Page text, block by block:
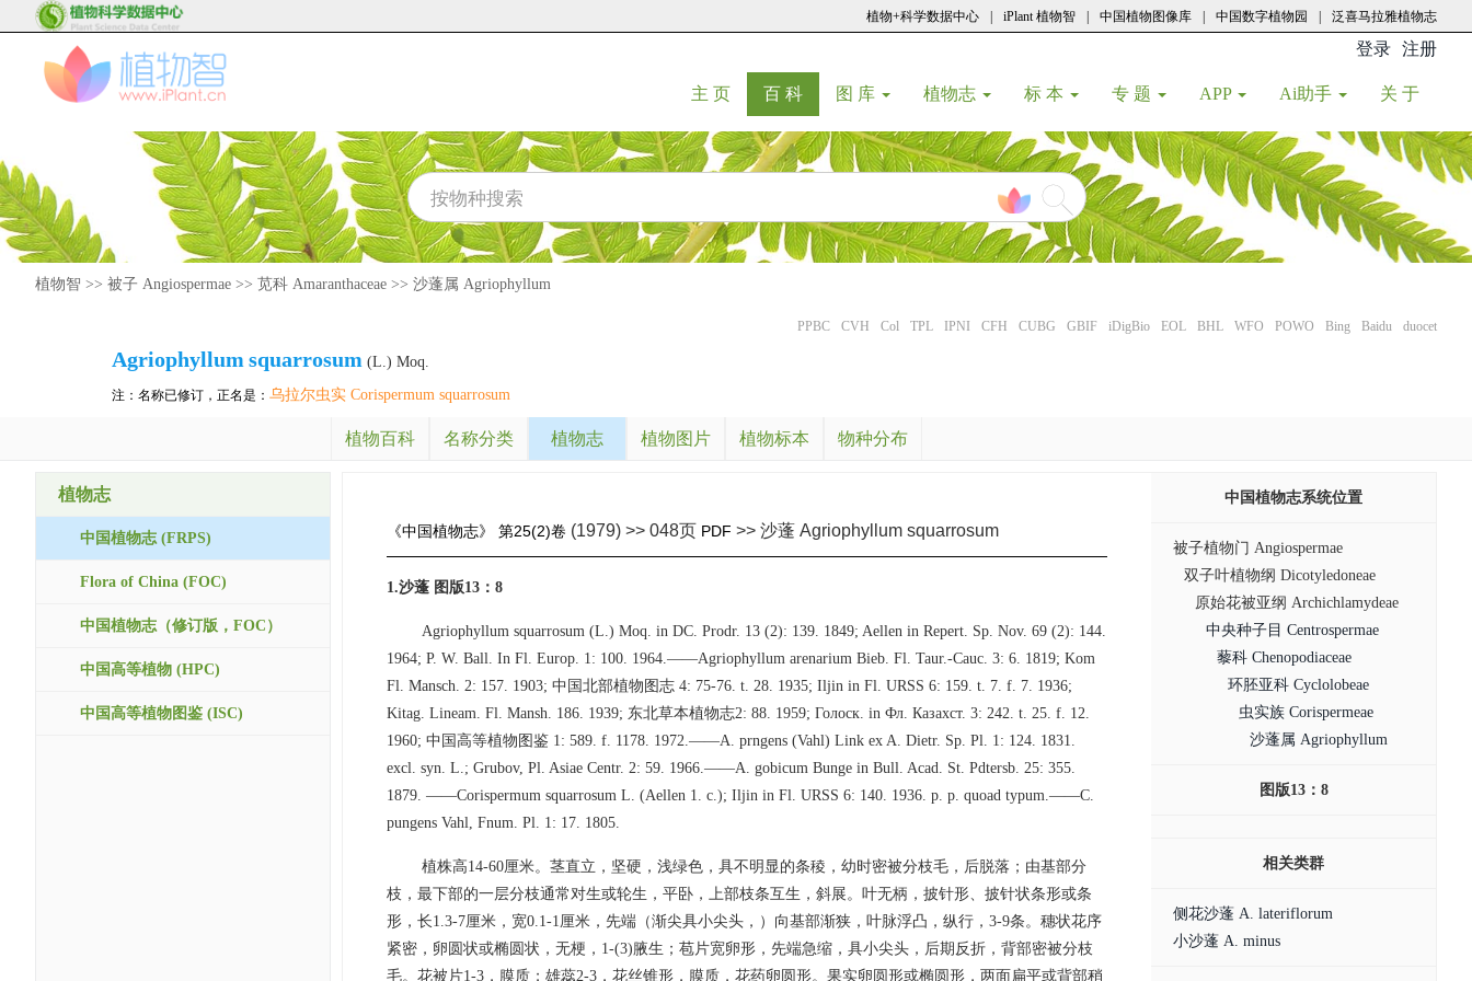
植物+科学数据中心 iPlant 植物智 中国植物图像库 中国数字植物园 泛喜马拉雅植物志
登录 注册
主 页(current)
百 科(current)
图 库 植物志 标 本 专 题 APP Ai助手 关 于
植物智 >> 被子 Angiospermae >> 苋科 Amaranthaceae >> 沙蓬属 Agriophyllum
PPBC CVH Col TPL IPNI CFH CUBG GBIF iDigBio EOL BHL WFO POWO Bing Baidu duocet
Agriophyllum squarrosum (L.) Moq.
注：名称已修订，正名是： 乌拉尔虫实 Corispermum squarrosum
植物百科 名称分类 植物志 植物图片 植物标本 物种分布
植物志
中国植物志 (FRPS)
Flora of China (FOC)
中国植物志（修订版，FOC）
中国高等植物 (HPC)
中国高等植物图鉴 (ISC)
《中国植物志》 第25(2)卷 (1979) >> 048页 PDF >> 沙蓬 Agriophyllum squarrosum
1.沙蓬 图版13：8
Agriophyllum squarrosum (L.) Moq. in DC. Prodr. 13 (2): 139. 1849; Aellen in Repert. Sp. Nov. 69 (2): 144.
1964; P. W. Ball. In Fl. Europ. 1: 100. 1964.——Agriophyllum arenarium Bieb. Fl. Taur.-Cauc. 3: 6. 1819; Kom
Fl. Mansch. 2: 157. 1903; 中国北部植物图志 4: 75-76. t. 28. 1935; Iljin in Fl. URSS 6: 159. t. 7. f. 7. 1936;
Kitag. Lineam. Fl. Mansh. 186. 1939; 东北草本植物志2: 88. 1959; Голоск. in Фл. Казахст. 3: 242. t. 25. f. 12.
1960; 中国高等植物图鉴 1: 589. f. 1178. 1972.——A. prngens (Vahl) Link ex A. Dietr. Sp. Pl. 1: 124. 1831.
excl. syn. L.; Grubov, Pl. Asiae Centr. 2: 59. 1966.——A. gobicum Bunge in Bull. Acad. St. Pdtersb. 25: 355.
1879. ——Corispermum squarrosum L. (Aellen 1. c.); Iljin in Fl. URSS 6: 140. 1936. p. p. quoad typum.——C.
pungens Vahl, Fnum. Pl. 1: 17. 1805.
植株高14-60厘米。茎直立，坚硬，浅绿色，具不明显的条稜，幼时密被分枝毛，后脱落；由基部分
枝，最下部的一层分枝通常对生或轮生，平卧，上部枝条互生，斜展。叶无柄，披针形、披针状条形或条
形，长1.3-7厘米，宽0.1-1厘米，先端（渐尖具小尖头，）向基部渐狭，叶脉浮凸，纵行，3-9条。穗状花序
紧密，卵圆状或椭圆状，无梗，1-(3)腋生；苞片宽卵形，先端急缩，具小尖头，后期反折，背部密被分枝
毛。花被片1-3，膜质；雄蕊2-3，花丝锥形，膜质，花药卵圆形。果实卵圆形或椭圆形，两面扁平或背部稍
中国植物志系统位置
被子植物门 Angiospermae
双子叶植物纲 Dicotyledoneae
原始花被亚纲 Archichlamydeae
中央种子目 Centrospermae
藜科 Chenopodiaceae
环胚亚科 Cyclolobeae
虫实族 Corispermeae
沙蓬属 Agriophyllum
图版13：8
相关类群
侧花沙蓬 A. lateriflorum
小沙蓬 A. minus